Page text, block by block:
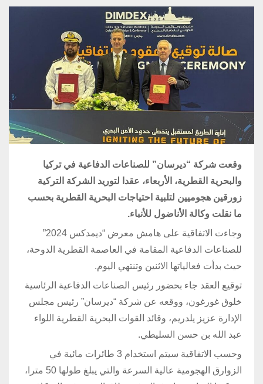
وقعت شركة “ديرسان” للصناعات الدفاعية في تركيا
والبحرية القطرية، الأربعاء، عقدا لتوريد الشركة التركية
زورقين هجوميين لتلبية احتياجات البحرية القطرية بحسب
ما نقلت وكالة الأناضول للأنباء.
وجاءت الاتفاقية على هامش معرض “ديمدكس 2024”
للصناعات الدفاعية المقامة في العاصمة القطرية الدوحة،
حيث بدأت فعالياتها الاثنين وتنتهي اليوم.
توقيع العقد جاء بحضور رئيس الصناعات الدفاعية الرئاسية
خلوق غورغون، ووقعه عن شركة “ديرسان” رئيس مجلس
الإدارة عزيز يلدريم، وقائد القوات البحرية القطرية اللواء
عبد الله بن حسن السليطي.
وحسب الاتفاقية سيتم استخدام 3 طائرات مائية في
الزوارق الهجومية عالية السرعة والتي يبلغ طولها 50 مترا،